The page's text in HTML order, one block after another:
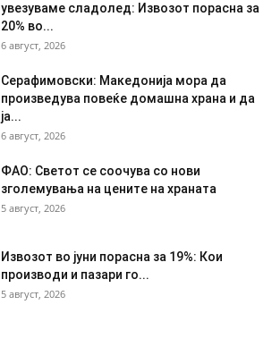
увезуваме сладолед: Извозот порасна за
20% во...
6 август, 2026
Серафимовски: Македонија мора да
произведува повеќе домашна храна и да
ја...
6 август, 2026
ФАО: Светот се соочува со нови
зголемувања на цените на храната
5 август, 2026
Извозот во јуни порасна за 19%: Кои
производи и пазари го...
5 август, 2026